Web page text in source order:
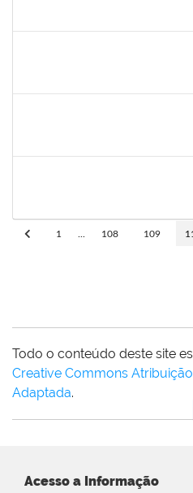
1 108 109
Todo o conteúdo deste site
Creative Commons
Adaptada.
Acesso a Informação